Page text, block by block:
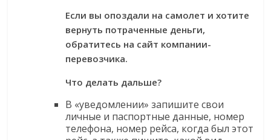
Если вы опоздали на самолет и хотите
вернуть потраченные деньги,
обратитесь на сайт компании-
перевозчика.
Что делать дальше?
В «уведомлении» запишите свои
личные и паспортные данные, номер
телефона, номер рейса, когда был этот